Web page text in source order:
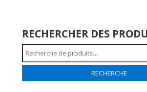
RECHERCHER DES
Recherche
pour :
RECHERCHE